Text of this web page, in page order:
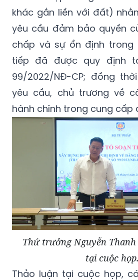
khác gắn liền với đất)
yêu cầu đảm bảo quyền
chấp và sự ổn định trong
tiếp đã được quy định
99/2022/NĐ-CP; đồng
yêu cầu, chủ trương về
hành chính trong cung cấp
Thứ trưởng Nguyễn
tại cuộc họp.
Thảo luận tại cuộc họp,